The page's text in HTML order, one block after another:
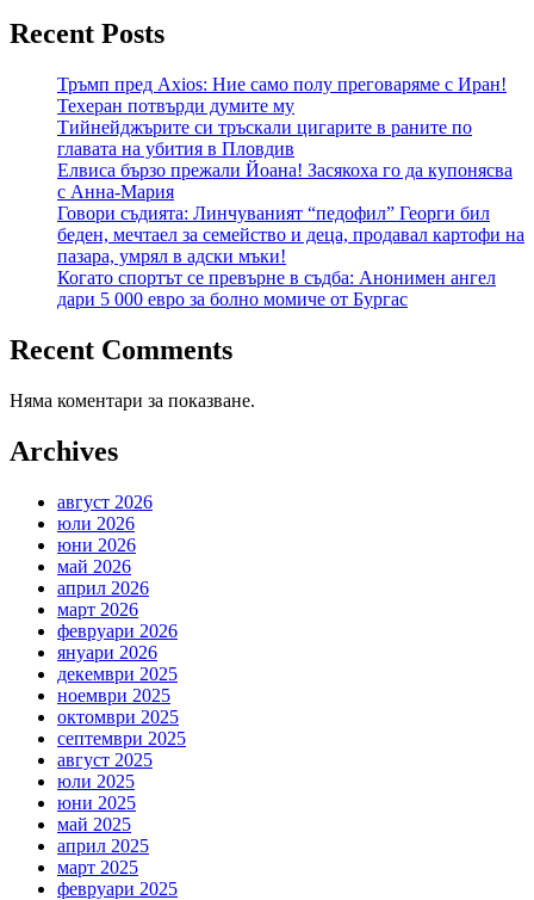
Recent Posts
Тръмп пред Axios: Ние само полу преговаряме с Иран!
Техеран потвърди думите му
Тийнейджърите си тръскали цигарите в раните по
главата на убития в Пловдив
Елвиса бързо прежали Йоана! Засякоха го да купонясва
с Анна-Мария
Говори съдията: Линчуваният “педофил” Георги бил
беден, мечтаел за семейство и деца, продавал картофи на
пазара, умрял в адски мъки!
Когато спортът се превърне в съдба: Анонимен ангел
дари 5 000 евро за болно момиче от Бургас
Recent Comments
Няма коментари за показване.
Archives
август 2026
юли 2026
юни 2026
май 2026
април 2026
март 2026
февруари 2026
януари 2026
декември 2025
ноември 2025
октомври 2025
септември 2025
август 2025
юли 2025
юни 2025
май 2025
април 2025
март 2025
февруари 2025